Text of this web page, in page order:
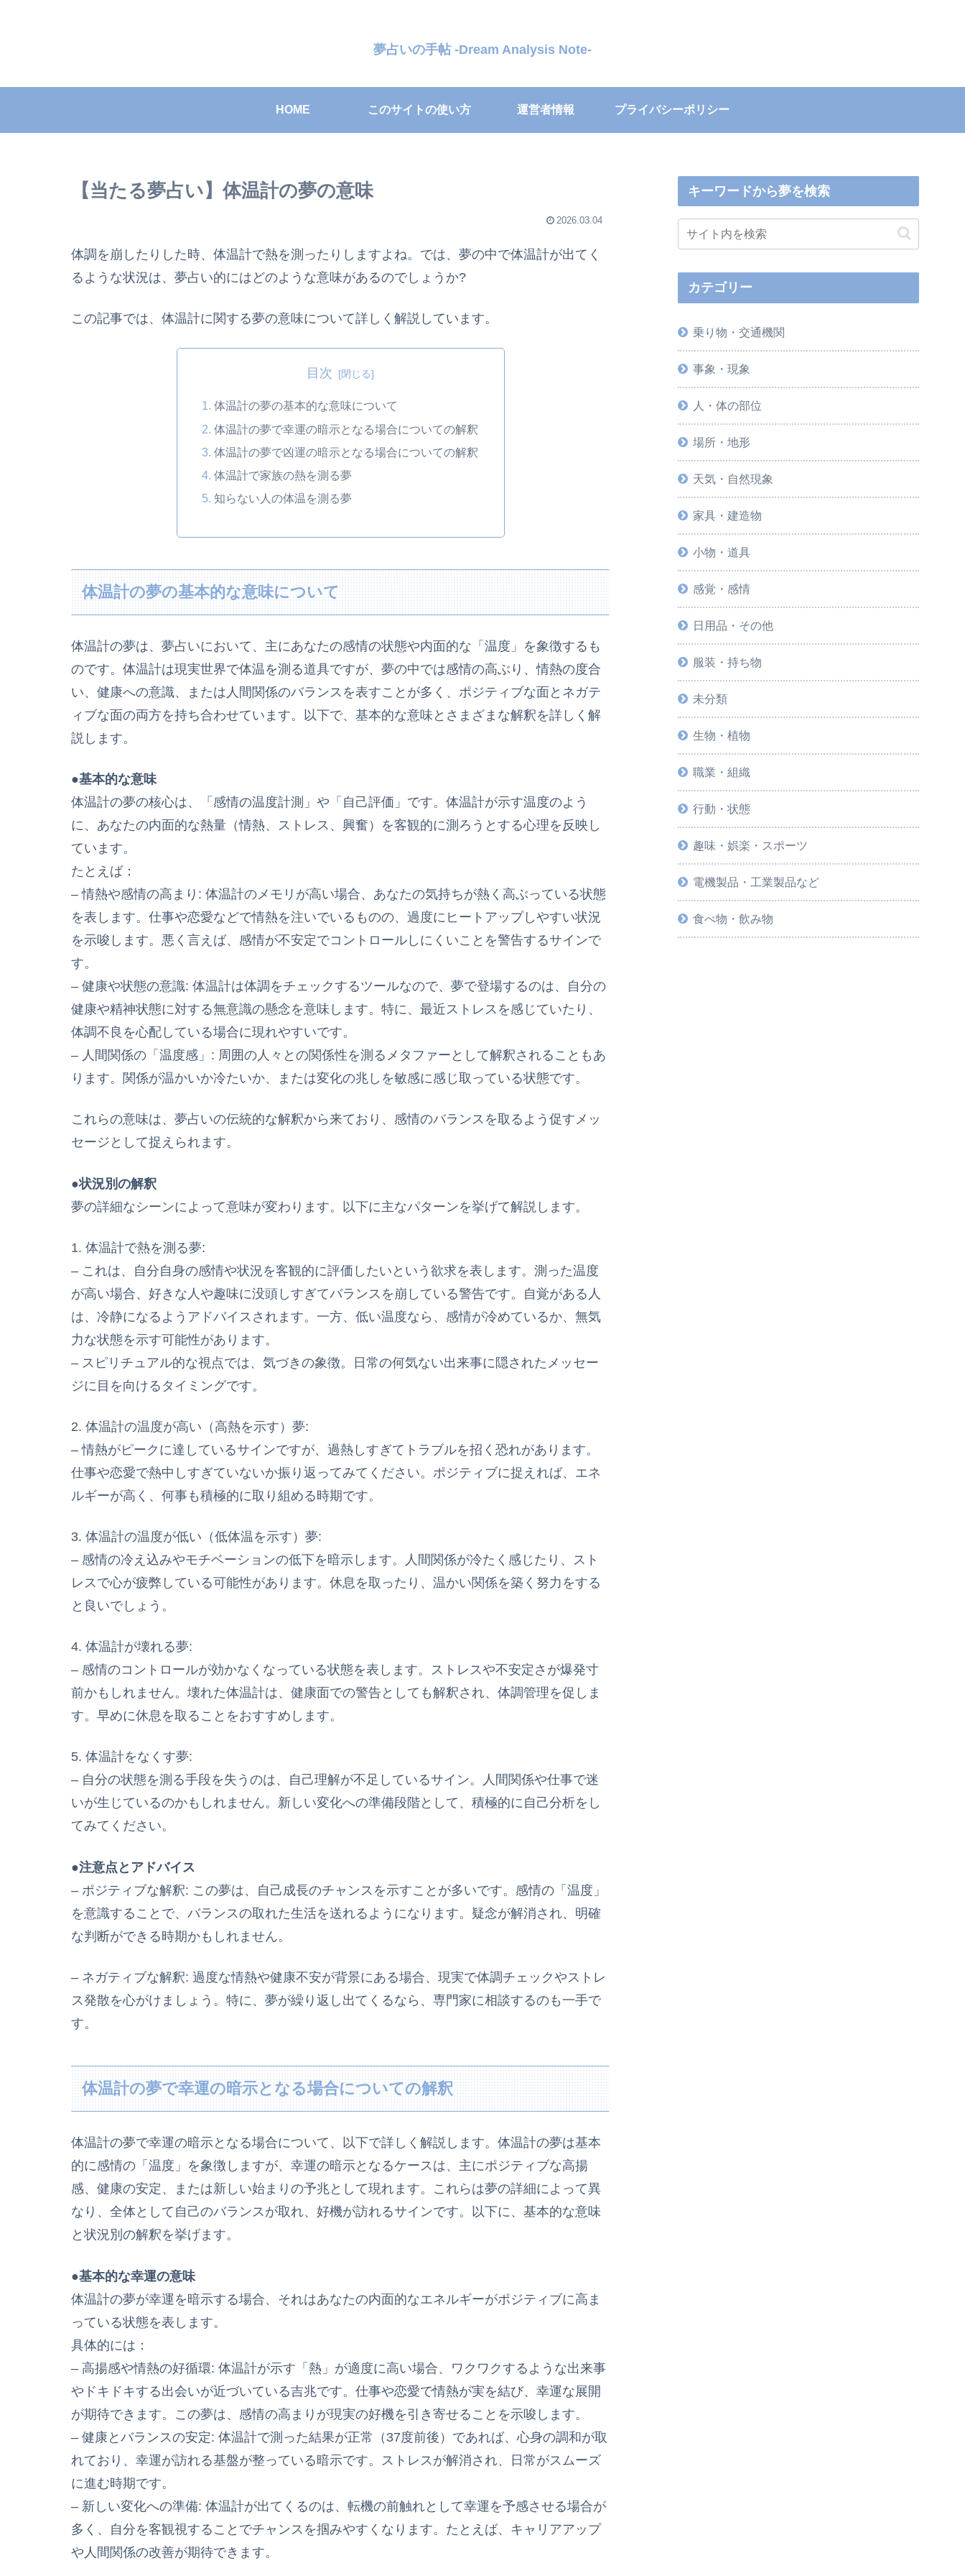
夢占いの手帖 -Dream Analysis Note-
HOME このサイトの使い方 運営者情報 プライバシーポリシー
【当たる夢占い】体温計の夢の意味
2026.03.04
体調を崩したりした時、体温計で熱を測ったりしますよね。では、夢の中で体温計が出てく
るような状況は、夢占い的にはどのような意味があるのでしょうか?
この記事では、体温計に関する夢の意味について詳しく解説しています。
目次
体温計の夢の基本的な意味について
体温計の夢で幸運の暗示となる場合についての解釈
体温計の夢で凶運の暗示となる場合についての解釈
体温計で家族の熱を測る夢
知らない人の体温を測る夢
体温計の夢の基本的な意味について
体温計の夢は、夢占いにおいて、主にあなたの感情の状態や内面的な「温度」を象徴するも
のです。体温計は現実世界で体温を測る道具ですが、夢の中では感情の高ぶり、情熱の度合
い、健康への意識、または人間関係のバランスを表すことが多く、ポジティブな面とネガテ
ィブな面の両方を持ち合わせています。以下で、基本的な意味とさまざまな解釈を詳しく解
説します。
●基本的な意味
体温計の夢の核心は、「感情の温度計測」や「自己評価」です。体温計が示す温度のよう
に、あなたの内面的な熱量（情熱、ストレス、興奮）を客観的に測ろうとする心理を反映し
ています。
たとえば：
– 情熱や感情の高まり: 体温計のメモリが高い場合、あなたの気持ちが熱く高ぶっている状態
を表します。仕事や恋愛などで情熱を注いでいるものの、過度にヒートアップしやすい状況
を示唆します。悪く言えば、感情が不安定でコントロールしにくいことを警告するサインで
す。
– 健康や状態の意識: 体温計は体調をチェックするツールなので、夢で登場するのは、自分の
健康や精神状態に対する無意識の懸念を意味します。特に、最近ストレスを感じていたり、
体調不良を心配している場合に現れやすいです。
– 人間関係の「温度感」: 周囲の人々との関係性を測るメタファーとして解釈されることもあ
ります。関係が温かいか冷たいか、または変化の兆しを敏感に感じ取っている状態です。
これらの意味は、夢占いの伝統的な解釈から来ており、感情のバランスを取るよう促すメッ
セージとして捉えられます。
●状況別の解釈
夢の詳細なシーンによって意味が変わります。以下に主なパターンを挙げて解説します。
1. 体温計で熱を測る夢:
– これは、自分自身の感情や状況を客観的に評価したいという欲求を表します。測った温度
が高い場合、好きな人や趣味に没頭しすぎてバランスを崩している警告です。自覚がある人
は、冷静になるようアドバイスされます。一方、低い温度なら、感情が冷めているか、無気
力な状態を示す可能性があります。
– スピリチュアル的な視点では、気づきの象徴。日常の何気ない出来事に隠されたメッセー
ジに目を向けるタイミングです。
2. 体温計の温度が高い（高熱を示す）夢:
– 情熱がピークに達しているサインですが、過熱しすぎてトラブルを招く恐れがあります。
仕事や恋愛で熱中しすぎていないか振り返ってみてください。ポジティブに捉えれば、エネ
ルギーが高く、何事も積極的に取り組める時期です。
3. 体温計の温度が低い（低体温を示す）夢:
– 感情の冷え込みやモチベーションの低下を暗示します。人間関係が冷たく感じたり、スト
レスで心が疲弊している可能性があります。休息を取ったり、温かい関係を築く努力をする
と良いでしょう。
4. 体温計が壊れる夢:
– 感情のコントロールが効かなくなっている状態を表します。ストレスや不安定さが爆発寸
前かもしれません。壊れた体温計は、健康面での警告としても解釈され、体調管理を促しま
す。早めに休息を取ることをおすすめします。
5. 体温計をなくす夢:
– 自分の状態を測る手段を失うのは、自己理解が不足しているサイン。人間関係や仕事で迷
いが生じているのかもしれません。新しい変化への準備段階として、積極的に自己分析をし
てみてください。
●注意点とアドバイス
– ポジティブな解釈: この夢は、自己成長のチャンスを示すことが多いです。感情の「温度」
を意識することで、バランスの取れた生活を送れるようになります。疑念が解消され、明確
な判断ができる時期かもしれません。
– ネガティブな解釈: 過度な情熱や健康不安が背景にある場合、現実で体調チェックやストレ
ス発散を心がけましょう。特に、夢が繰り返し出てくるなら、専門家に相談するのも一手で
す。
体温計の夢で幸運の暗示となる場合についての解釈
体温計の夢で幸運の暗示となる場合について、以下で詳しく解説します。体温計の夢は基本
的に感情の「温度」を象徴しますが、幸運の暗示となるケースは、主にポジティブな高揚
感、健康の安定、または新しい始まりの予兆として現れます。これらは夢の詳細によって異
なり、全体として自己のバランスが取れ、好機が訪れるサインです。以下に、基本的な意味
と状況別の解釈を挙げます。
●基本的な幸運の意味
体温計の夢が幸運を暗示する場合、それはあなたの内面的なエネルギーがポジティブに高ま
っている状態を表します。
具体的には：
– 高揚感や情熱の好循環: 体温計が示す「熱」が適度に高い場合、ワクワクするような出来事
やドキドキする出会いが近づいている吉兆です。仕事や恋愛で情熱が実を結び、幸運な展開
が期待できます。この夢は、感情の高まりが現実の好機を引き寄せることを示唆します。
– 健康とバランスの安定: 体温計で測った結果が正常（37度前後）であれば、心身の調和が取
れており、幸運が訪れる基盤が整っている暗示です。ストレスが解消され、日常がスムーズ
に進む時期です。
– 新しい変化への準備: 体温計が出てくるのは、転機の前触れとして幸運を予感させる場合が
多く、自分を客観視することでチャンスを掴みやすくなります。たとえば、キャリアアップ
や人間関係の改善が期待できます。
キーワードから夢を検索
カテゴリー
乗り物・交通機関
事象・現象
人・体の部位
場所・地形
天気・自然現象
家具・建造物
小物・道具
感覚・感情
日用品・その他
服装・持ち物
未分類
生物・植物
職業・組織
行動・状態
趣味・娯楽・スポーツ
電機製品・工業製品など
食べ物・飲み物